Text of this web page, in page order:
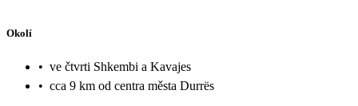
Okolí
• ve čtvrti Shkembi a Kavajes
• cca 9 km od centra města Durrës